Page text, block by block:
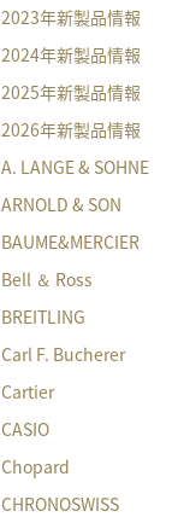
2023年新製品情報
2024年新製品情報
2025年新製品情報
2026年新製品情報
A. LANGE & SOHNE
ARNOLD & SON
BAUME&MERCIER
Bell ＆ Ross
BREITLING
Carl F. Bucherer
Cartier
CASIO
Chopard
CHRONOSWISS